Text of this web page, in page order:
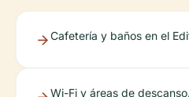
Cafetería y baños en el
Wi-Fi y áreas de descanso.